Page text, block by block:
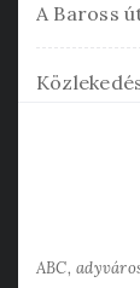
A Baross
ABC